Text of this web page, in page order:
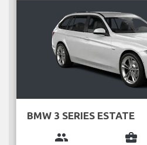
BMW 3 SERIES ESTATE
group business_center